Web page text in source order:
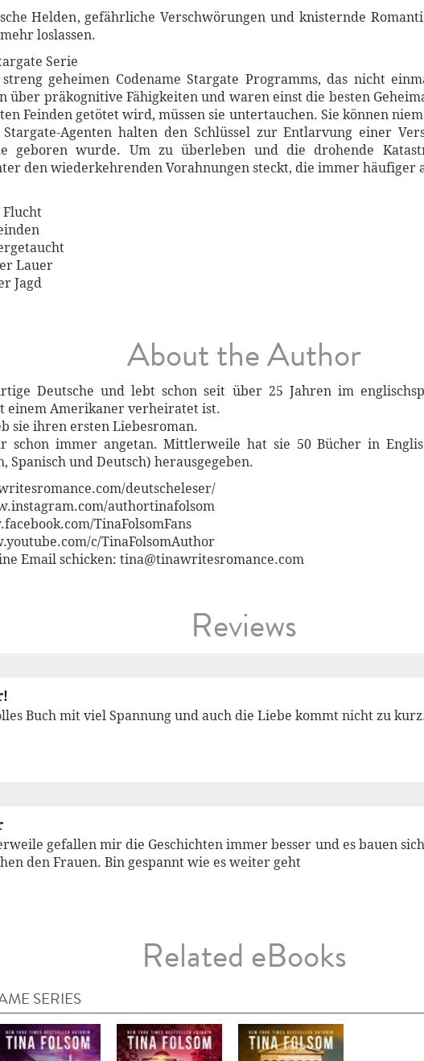
Helden, gefährliche Verschwörungen und knisternde
loslassen.
Serie
streng geheimen Codename Stargate Programms, das nicht
über präkognitive Fähigkeiten und waren einst die besten
Feinden getötet wird, müssen sie untertauchen. Sie können
Agenten halten den Schlüssel zur Entlarvung einer
geboren wurde. Um zu überleben und die drohende
den wiederkehrenden Vorahnungen steckt, die immer häufiger
Flucht
Lauer
Jagd
About the Author
Deutsche und lebt schon seit über 25 Jahren im
einem Amerikaner verheiratet ist.
sie ihren ersten Liebesroman.
schon immer angetan. Mittlerweile hat sie 50 Bücher in
Spanisch und Deutsch) herausgegeben.
deutscheleser/
authortinafolsom
TinaFolsomFans
c/TinaFolsomAuthor
Email schicken: tina@tinawritesromance.com
Reviews
Buch mit viel Spannung und auch die Liebe kommt nicht zu
gefallen mir die Geschichten immer besser und es bauen
den Frauen. Bin gespannt wie es weiter geht
Related eBooks
SERIES